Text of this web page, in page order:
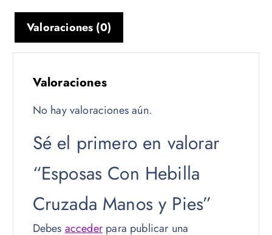
Valoraciones (0)
Valoraciones
No hay valoraciones aún.
Sé el primero en valorar
“Esposas Con Hebilla
Cruzada Manos y Pies”
Debes accederpara publicar una